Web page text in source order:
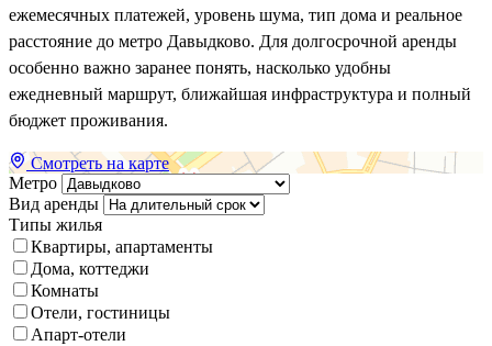
ежемесячных платежей, уровень шума, тип дома и реальное
расстояние до метро Давыдково. Для долгосрочной аренды
особенно важно заранее понять, насколько удобны
ежедневный маршрут, ближайшая инфраструктура и полный
бюджет проживания.
Смотреть на карте
Метро
Вид аренды
Типы жилья
Квартиры, апартаменты
Дома, коттеджи
Комнаты
Отели, гостиницы
Апарт-отели